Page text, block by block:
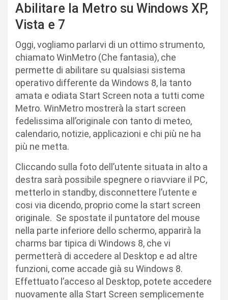
Abilitare la Metro su Windows XP,
Vista e 7
Oggi, vogliamo parlarvi di un ottimo strumento,
chiamato WinMetro (Che fantasia), che
permette di abilitare su qualsiasi sistema
operativo differente da Windows 8, la tanto
amata e odiata Start Screen nota a tutti come
Metro. WinMetro mostrerà la start screen
fedelissima all’originale con tanto di meteo,
calendario, notizie, applicazioni e chi più ne ha
più ne metta.
Cliccando sulla foto dell’utente situata in alto a
destra sarà possibile spegnere o riavviare il PC,
metterlo in standby, disconnettere l’utente e
cosi via dicendo, proprio come la start screen
originale. Se spostate il puntatore del mouse
nella parte inferiore dello schermo, apparirà la
charms bar tipica di Windows 8, che vi
permetterà di accedere al Desktop e ad altre
funzioni, come accade già su Windows 8.
Effettuato l’acceso al Desktop, potete accedere
nuovamente alla Start Screen semplicemente